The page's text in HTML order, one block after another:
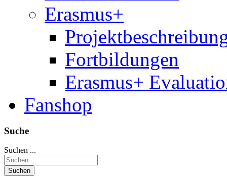
Erasmus+
Fortbildungen
Erasmus+
Fanshop
Suche
Suchen ...
Suchen